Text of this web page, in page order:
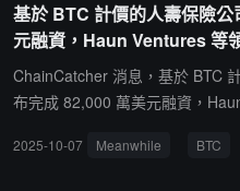
基於 BTC 計價的人壽保險
元融資，Haun Ventures 等
ChainCatcher 消息，基於 BTC
布完成 82,000 萬美元融資，
Ventures 和 Stillmark 參投。據
2025-10-07 Meanwhile BTC